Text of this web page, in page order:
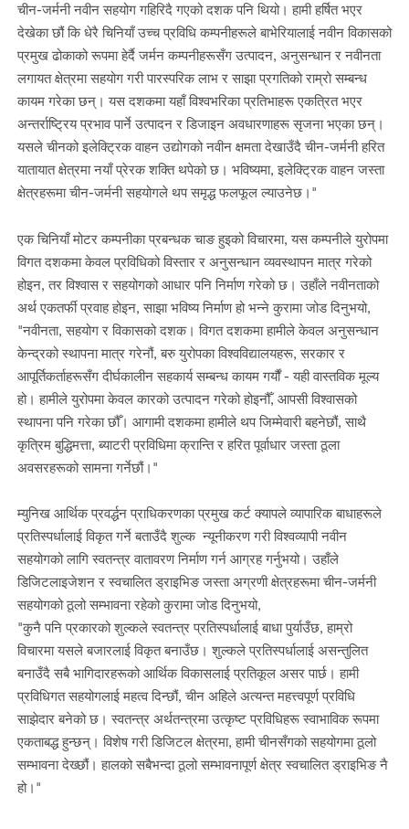
चीन-जर्मनी नवीन सहयोग गहिरिदै गएको दशक पनि थियो। हामी हर्षित भएर
देखेका छौं कि धेरै चिनियाँ उच्च प्रविधि कम्पनीहरूले बाभेरियालाई नवीन विकासको
प्रमुख ढोकाको रूपमा हेर्दै जर्मन कम्पनीहरूसँग उत्पादन, अनुसन्धान र नवीनता
लगायत क्षेत्रमा सहयोग गरी पारस्परिक लाभ र साझा प्रगतिको राम्रो सम्बन्ध
कायम गरेका छन्। यस दशकमा यहाँ विश्वभरिका प्रतिभाहरू एकत्रित भएर
अन्तर्राष्ट्रिय प्रभाव पार्ने उत्पादन र डिजाइन अवधारणाहरू सृजना भएका छन्।
यसले चीनको इलेक्ट्रिक वाहन उद्योगको नवीन क्षमता देखाउँदै चीन-जर्मनी हरित
यातायात क्षेत्रमा नयाँ प्रेरक शक्ति थपेको छ। भविष्यमा, इलेक्ट्रिक वाहन जस्ता
क्षेत्रहरूमा चीन-जर्मनी सहयोगले थप समृद्ध फलफूल ल्याउनेछ।"
एक चिनियाँ मोटर कम्पनीका प्रबन्धक चाङ हुइको विचारमा, यस कम्पनीले युरोपमा
विगत दशकमा केवल प्रविधिको विस्तार र अनुसन्धान व्यवस्थापन मात्र गरेको
होइन, तर विश्वास र सहयोगको आधार पनि निर्माण गरेको छ। उहाँले नवीनताको
अर्थ एकतर्फी प्रवाह होइन, साझा भविष्य निर्माण हो भन्ने कुरामा जोड दिनुभयो,
"नवीनता, सहयोग र विकासको दशक। विगत दशकमा हामीले केवल अनुसन्धान
केन्द्रको स्थापना मात्र गरेनौं, बरु युरोपका विश्वविद्यालयहरू, सरकार र
आपूर्तिकर्ताहरूसँग दीर्घकालीन सहकार्य सम्बन्ध कायम गर्यौं - यही वास्तविक मूल्य
हो। हामीले युरोपमा केवल कारको उत्पादन गरेको होइनौँ, आपसी विश्वासको
स्थापना पनि गरेका छौँ। आगामी दशकमा हामीले थप जिम्मेवारी बहनेछौं, साथै
कृत्रिम बुद्धिमत्ता, ब्याटरी प्रविधिमा क्रान्ति र हरित पूर्वाधार जस्ता ठूला
अवसरहरूको सामना गर्नेछौं।"
म्युनिख आर्थिक प्रवर्द्धन प्राधिकरणका प्रमुख कर्ट क्यापले व्यापारिक बाधाहरूले
प्रतिस्पर्धालाई विकृत गर्ने बताउँदै शुल्क न्यूनीकरण गरी विश्वव्यापी नवीन
सहयोगको लागि स्वतन्त्र वातावरण निर्माण गर्न आग्रह गर्नुभयो। उहाँले
डिजिटलाइजेशन र स्वचालित ड्राइभिङ जस्ता अग्रणी क्षेत्रहरूमा चीन-जर्मनी
सहयोगको ठूलो सम्भावना रहेको कुरामा जोड दिनुभयो,
"कुनै पनि प्रकारको शुल्कले स्वतन्त्र प्रतिस्पर्धालाई बाधा पुर्याउँछ, हाम्रो
विचारमा यसले बजारलाई विकृत बनाउँछ। शुल्कले प्रतिस्पर्धालाई असन्तुलित
बनाउँदै सबै भागिदारहरूको आर्थिक विकासलाई प्रतिकूल असर पार्छ। हामी
प्रविधिगत सहयोगलाई महत्व दिन्छौं, चीन अहिले अत्यन्त महत्त्वपूर्ण प्रविधि
साझेदार बनेको छ। स्वतन्त्र अर्थतन्त्रमा उत्कृष्ट प्रविधिहरू स्वाभाविक रूपमा
एकताबद्ध हुन्छन्। विशेष गरी डिजिटल क्षेत्रमा, हामी चीनसँगको सहयोगमा ठूलो
सम्भावना देख्छौं। हालको सबैभन्दा ठूलो सम्भावनापूर्ण क्षेत्र स्वचालित ड्राइभिङ नै
हो।"